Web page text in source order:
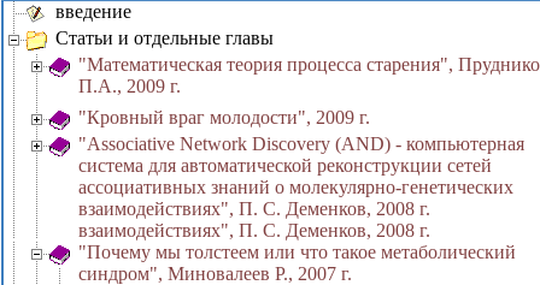
введение
Статьи и отдельные главы
"Математическая теория процесса старения",
П.А., 2009 г.
"Кровный враг молодости", 2009 г.
"Associative Network Discovery (AND) - компьютерная
система для автоматической реконструкции сетей
ассоциативных знаний о молекулярно-генетических
взаимодействиях", П. С. Деменков, 2008 г.
взаимодействиях", П. С. Деменков, 2008 г.
"Почему мы толстеем или что такое метаболический
синдром", Миновалеев Р., 2007 г.